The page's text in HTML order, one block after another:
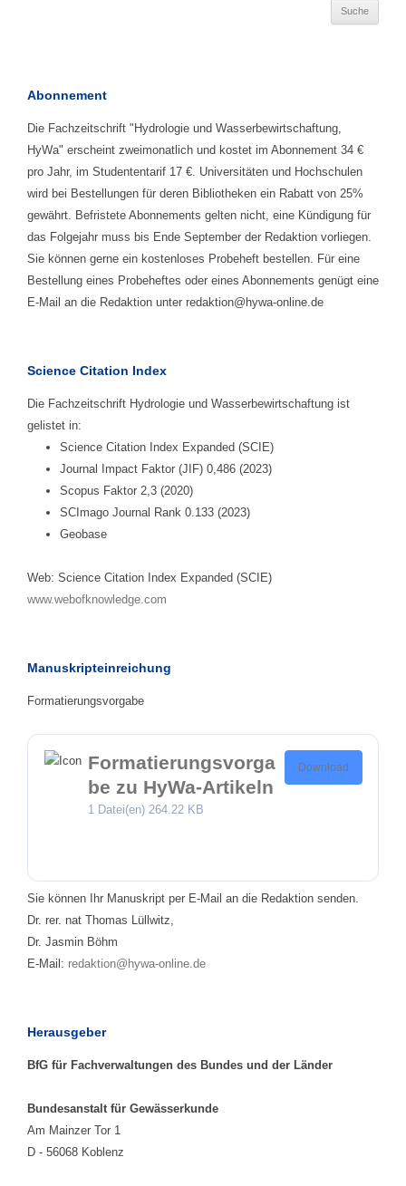
Abonnement
Die Fachzeitschrift "Hydrologie und Wasserbewirtschaftung,
HyWa" erscheint zweimonatlich und kostet im Abonnement 34 €
pro Jahr, im Studententarif 17 €. Universitäten und Hochschulen
wird bei Bestellungen für deren Bibliotheken ein Rabatt von 25%
gewährt. Befristete Abonnements gelten nicht, eine Kündigung für
das Folgejahr muss bis Ende September der Redaktion vorliegen.
Sie können gerne ein kostenloses Probeheft bestellen. Für eine
Bestellung eines Probeheftes oder eines Abonnements genügt eine
E-Mail an die Redaktion unter redaktion@hywa-online.de
Science Citation Index
Die Fachzeitschrift Hydrologie und Wasserbewirtschaftung ist
gelistet in:
Science Citation Index Expanded (SCIE)
Journal Impact Faktor (JIF) 0,486 (2023)
Scopus Faktor 2,3 (2020)
SCImago Journal Rank 0.133 (2023)
Geobase
Web: Science Citation Index Expanded (SCIE)
www.webofknowledge.com
Manuskripteinreichung
Formatierungsvorgabe
Formatierungsvorga
be zu HyWa-Artikeln
1 Datei(en) 264.22 KB
Download
Sie können Ihr Manuskript per E-Mail an die Redaktion senden.
Dr. rer. nat Thomas Lüllwitz,
Dr. Jasmin Böhm
E-Mail: redaktion@hywa-online.de
Herausgeber
BfG für Fachverwaltungen des Bundes und der Länder
Bundesanstalt für Gewässerkunde
Am Mainzer Tor 1
D - 56068 Koblenz